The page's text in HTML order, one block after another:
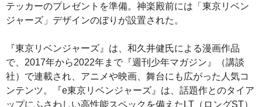
テッカーのプレゼントを準備。神楽殿前には「東京リベン
ジャーズ」デザインのぼりが設置された。
『東京リベンジャーズ』は、和久井健氏による漫画作品
で、2017年から2022年まで『週刊少年マガジン』（講談
社）で連載され、アニメや映画、舞台にも広がった人気コ
ンテンツ。『e東京リベンジャーズ』は、話題作とのタイア
ップにふさわしい高性能スペックを備えたLT（ロングST）